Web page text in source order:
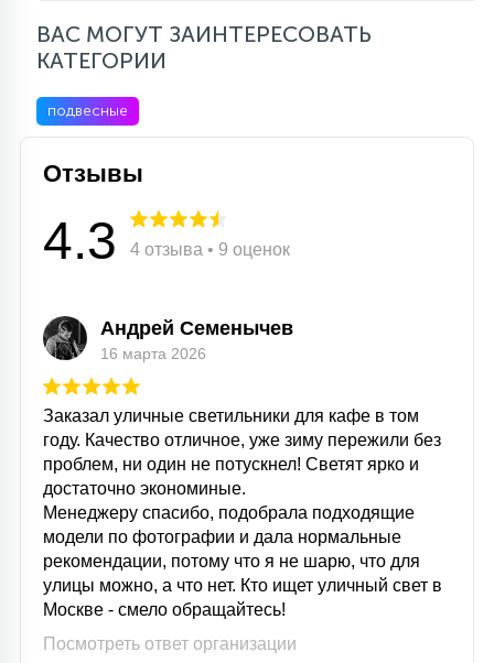
НАПОЛЬНЫЕ
НАСТЕННЫЕ
С УПРАВЛЕНИЕМ
ВАС МОГУТ ЗАИНТЕРЕСОВАТЬ
КАТЕГОРИИ
подвесные
Отзывы
4.3 4 отзыва • 9 оценок
Андрей Семенычев
16 марта 2026
Заказал уличные светильники для кафе в том
году. Качество отличное, уже зиму пережили без
проблем, ни один не потускнел! Светят ярко и
достаточно экономиные.
Менеджеру спасибо, подобрала подходящие
модели по фотографии и дала нормальные
рекомендации, потому что я не шарю, что для
улицы можно, а что нет. Кто ищет уличный свет в
Москве - смело обращайтесь!
Посмотреть ответ организации